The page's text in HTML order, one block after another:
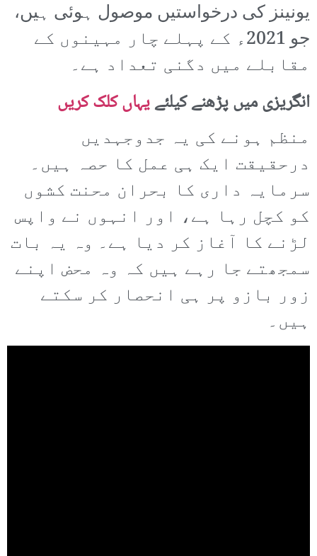
یونینز کی درخواستیں موصول ہوئی ہیں،
جو 2021ء کے پہلے چار مہینوں کے
مقابلے میں دگنی تعداد ہے۔
انگریزی میں پڑھنے کیلئےیہاں کلک کریں
منظم ہونے کی یہ جدوجہدیں
درحقیقت ایک ہی عمل کا حصہ ہیں۔
سرمایہ داری کا بحران محنت کشوں
کو کچل رہا ہے، اور انہوں نے واپس
لڑنے کا آغاز کر دیا ہے۔ وہ یہ بات
سمجھتے جا رہے ہیں کہ وہ محض اپنے
زور بازو پر ہی انحصار کر سکتے
ہیں۔